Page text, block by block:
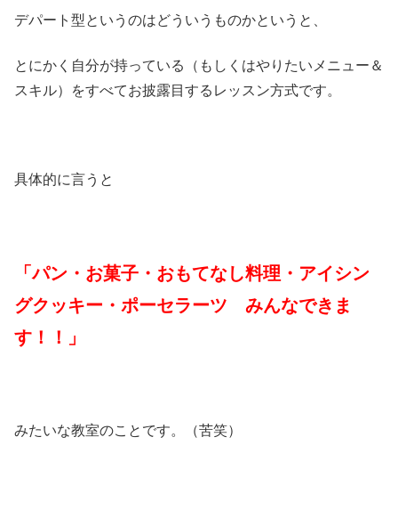
デパート型というのはどういうものかというと、
とにかく自分が持っている（もしくはやりたいメニュー＆
スキル）をすべてお披露目するレッスン方式です。
具体的に言うと
「パン・お菓子・おもてなし料理・アイシン
グクッキー・ポーセラーツ みんなできま
す！！」
みたいな教室のことです。（苦笑）